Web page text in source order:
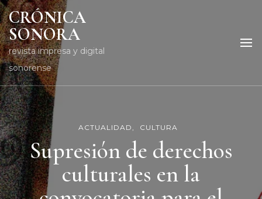
CRÓNICA
SONORA
revista impresa y digital
sonorense
ACTUALIDAD CULTURA
Supresión de derechos
culturales en la